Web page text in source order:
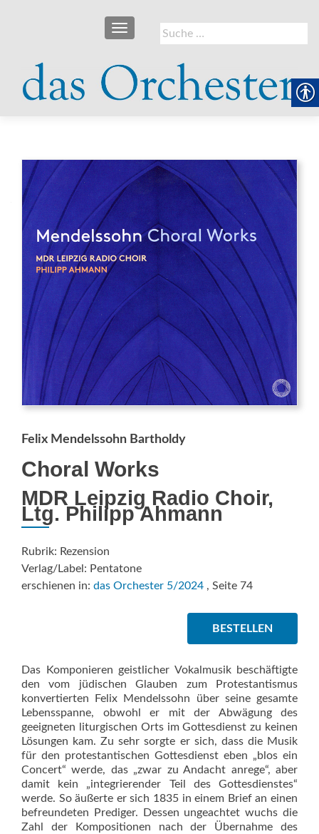
Suche
nach:
SCHALTE NAVIGATION
Felix Mendelssohn Bartholdy
Choral Works
MDR Leipzig Radio Choir,
Ltg. Philipp Ahmann
Rubrik: Rezension
Verlag/Label: Pentatone
erschienen in: das Orchester 5/2024 , Seite 74
BESTELLEN
Das Komponieren geistlicher Vokalmusik beschäftigte
den vom jüdischen Glauben zum Protestantismus
konvertierten Felix Mendelssohn über seine gesamte
Lebensspanne, obwohl er mit der Abwägung des
geeigneten liturgischen Orts im Gottesdienst zu keinen
Lösungen kam. Zu sehr sorgte er sich, dass die Musik
für den protestantischen Gottesdienst eben „blos ein
Concert“ werde, das „zwar zu Andacht anrege“, aber
damit kein „integrierender Teil des Gottesdienstes“
werde. So äußerte er sich 1835 in einem Brief an einen
befreundeten Prediger. Dessen ungeachtet wuchs die
Zahl der Kompositionen nach der Übernahme des